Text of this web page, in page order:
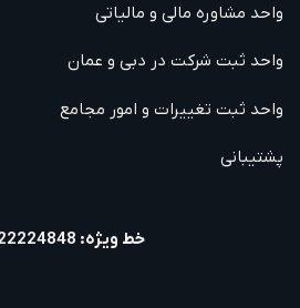
واحد مشاوره مالی و مالیاتی
واحد ثبت شرکت در دبی و عمان
واحد ثبت تغییرات و امور مجامع
پشتیبانی
خط ویژه: 22224848-021